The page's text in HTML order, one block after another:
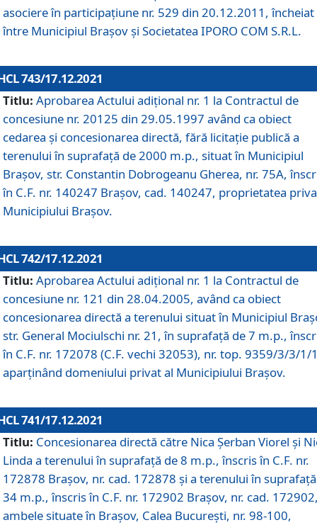
asociere în participațiune nr. 529 din 20.12.2011, încheiat
între Municipiul Brașov și Societatea IPORO COM S.R.L.
743/17.12.2021
Titlu: Aprobarea Actului adiţional nr. 1 la Contractul de
concesiune nr. 20125 din 29.05.1997 având ca obiect
cedarea și concesionarea directă, fără licitație publică a
terenului în suprafață de 2000 m.p., situat în Municipiul
Brașov, str. Constantin Dobrogeanu Gherea, nr. 75A,
în C.F. nr. 140247 Brașov, cad. 140247, proprietatea
Municipiului Brașov.
742/17.12.2021
Titlu: Aprobarea Actului adiţional nr. 1 la Contractul de
concesiune nr. 121 din 28.04.2005, având ca obiect
concesionarea directă a terenului situat în Municipiul
str. General Mociulschi nr. 21, în suprafață de 7 m.p.,
în C.F. nr. 172078 (C.F. vechi 32053), nr. top. 9359/3/3/1/
aparținând domeniului privat al Municipiului Brașov.
741/17.12.2021
Titlu: Concesionarea directă către Nica Șerban Viorel și
Linda a terenului în suprafață de 8 m.p., înscris în C.F. nr.
172878 Brașov, nr. cad. 172878 și a terenului în
34 m.p., înscris în C.F. nr. 172902 Brașov, nr. cad.
ambele situate în Brașov, Calea București, nr. 98-100,